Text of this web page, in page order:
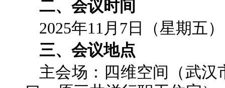
二、会议时间
2025年11月7日（星期五
三、会议地点
主会场：四维空间（武